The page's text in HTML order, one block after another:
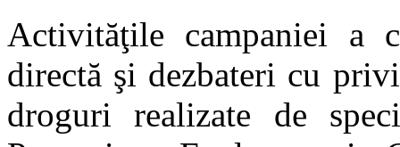
Activităţile campaniei a
directă şi dezbateri cu
droguri realizate de